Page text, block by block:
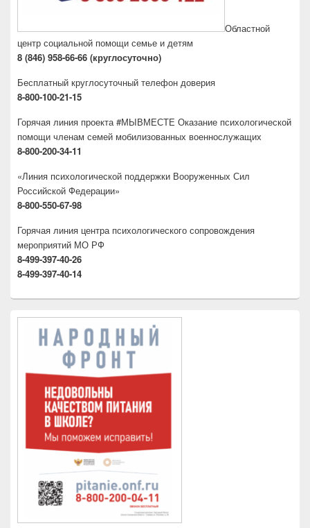
Областной
центр социальной помощи семье и детям
8 (846) 958-66-66 (круглосуточно)
Бесплатный круглосуточный телефон доверия
8-800-100-21-15
Горячая линия проекта #МЫВМЕСТЕ Оказание психологической
помощи членам семей мобилизованных военнослужащих
8-800-200-34-11
«Линия психологической поддержки Вооруженных Сил
Российской Федерации»
8-800-550-67-98
Горячая линия центра психологического сопровождения
мероприятий МО РФ
8-499-397-40-26
8-499-397-40-14